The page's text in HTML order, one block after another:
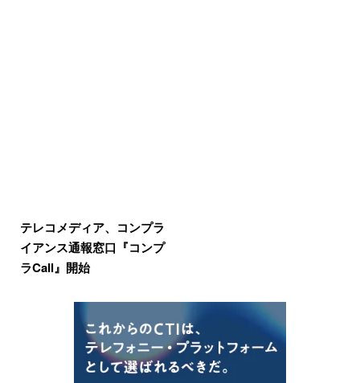
テレコメディア、コンプラ
イアンス通報窓口『コンプ
ラCall』開始